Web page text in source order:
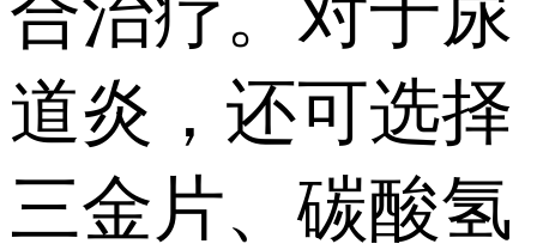
道炎，还可选择
三金片、碳酸氢